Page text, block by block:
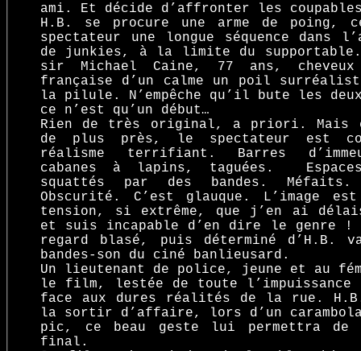
ami. Et décide d’affronter les
H.B. se procure une arme de poing,
spectateur une longue séquence dans
de junkies, à la limite du supportable.
sir Michael Caine, 77 ans,
française d’un calme un poil
la pilule. N’empêche qu’il bute les
ce n’est qu’un début…
Rien de très original, a priori. Mais
de plus près, le spectateur est
réalisme terrifiant. Barres
cabanes à lapins, taguées.
squattés par des bandes. Méfaits.
Obscurité. C’est glauque. L’image
tension, si extrême, que j’en ai
et suis incapable d’en dire le genre !
regard blasé, puis déterminé d’H.B.
bandes-son du ciné banlieusard.
Un lieutenant de police, jeune et au
le film, lestée de toute l’impuissance
face aux dures réalités de la rue. H.B.
la sortir d’affaire, lors d’un
pic, ce beau geste lui permettra de
final.